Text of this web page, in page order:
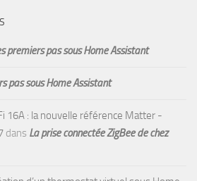
premiers pas sous Home Assistant
pas sous Home Assistant
16A : la nouvelle référence Matter -
dans La prise connectée ZigBee de chez